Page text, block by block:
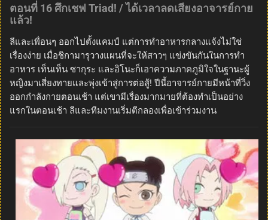
ตอนที่ 16 ศึกเชฟ Triad! / ได้เวลาลดเสียงอาจารย์กาย
แล้ว!
ลีและเพื่อนๆ ออกไปตั้งแคมป์ แต่การทำอาหารกลางแจ้งไม่ใช่
เรื่องง่าย เมื่อชิกามารุวางแผนที่จะให้สาวๆ แข่งขันกันในการทำ
อาหาร เท็นเท็น ซากุระ และอิโนะก็เอาความภาคภูมิใจในฐานะผู้
หญิงมาเสี่ยงทายและพุ่งเข้าสู่การต่อสู้! ปีนี้อาจารย์กายมีหน้าที่วิ่ง
ออกกำลังกายตอนเช้า แต่เขามีเรื่องมากมายที่ต้องทำเป็นอย่าง
แรกในตอนเช้า ลีและทีมงานเริ่มตีกลองเพื่อเข้าร่วมงาน